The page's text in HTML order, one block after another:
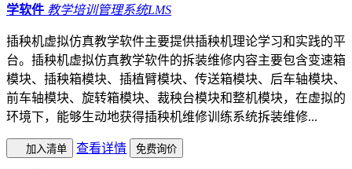
学软件 教学培训管理系统LMS
插秧机虚拟仿真教学软件主要提供插秧机理论学习和实践的平
台。插秧机虚拟仿真教学软件的拆装维修内容主要包含变速箱
模块、插秧箱模块、插植臂模块、传送箱模块、后车轴模块、
前车轴模块、旋转箱模块、裁秧台模块和整机模块，在虚拟的
环境下，能够生动地获得插秧机维修训练系统拆装维修...
加入清单 查看详情 免费询价